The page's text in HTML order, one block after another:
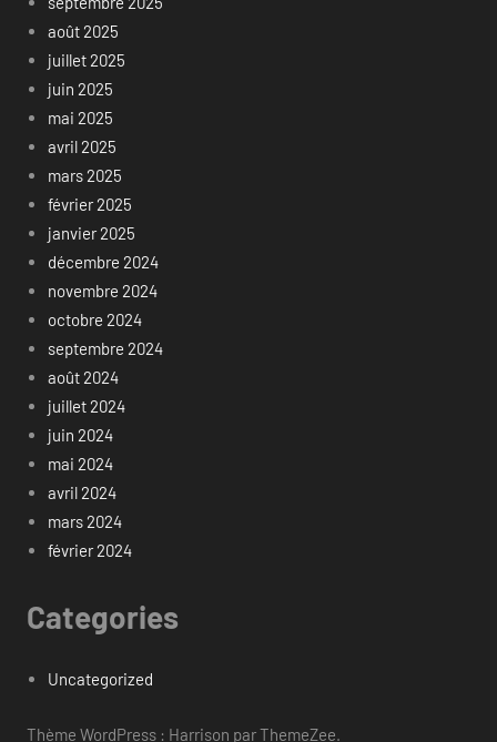
août 2025
juillet 2025
juin 2025
mai 2025
avril 2025
mars 2025
février 2025
janvier 2025
décembre 2024
novembre 2024
octobre 2024
septembre 2024
août 2024
juillet 2024
juin 2024
mai 2024
avril 2024
mars 2024
février 2024
Categories
Uncategorized
Thème WordPress : Harrison par ThemeZee.